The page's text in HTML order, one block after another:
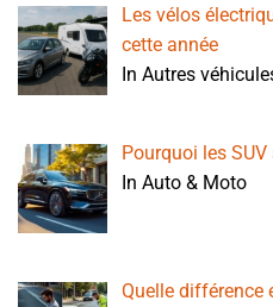
Les vélos
cette année
In Autres
Pourquoi les
In Auto & Moto
Quelle différence